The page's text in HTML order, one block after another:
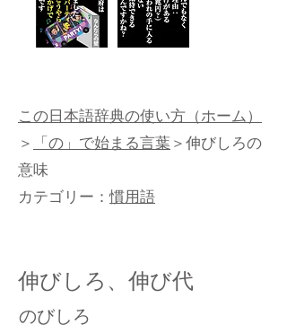
この日本語辞典の使い方（ホーム）
＞「の」で始まる言葉＞伸びしろの
意味
カテゴリー：慣用語
伸びしろ、伸び代
のびしろ